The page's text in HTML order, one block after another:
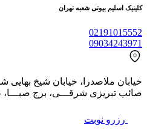
کلینیک اسلیم بیوتی شعبه تهران
02191015552
09034243971
خیابان ملاصدرا، خیابان شیخ بهایی
صائب تبریزی شرقـــی، برج صبـــا،
رزرو نوبت